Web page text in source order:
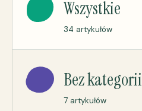
Wszystkie
34 artykułów
Bez kategorii
7 artykułów